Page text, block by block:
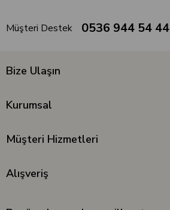
Müşteri Destek 0536 944 54 44
Bize Ulaşın
Kurumsal
Müşteri Hizmetleri
Alışveriş